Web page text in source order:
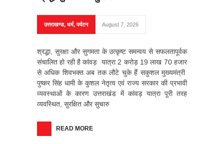
उत्तराखण्ड, धर्म,पर्यटन August 7, 2026
श्रद्धा, सुरक्षा और सुगमता के उत्कृष्ट समन्वय से सफलतापूर्वक
संचालित हो रही है कांवड़ यात्रा 2 करोड़ 19 लाख 70 हजार
से अधिक शिवभक्त अब तक लौटे चुके हैं सकुशल मुख्यमंत्री
पुष्कर सिंह धामी के कुशल नेतृत्व एवं राज्य सरकार की प्रभावी
व्यवस्थाओं के कारण उत्तराखंड में कांवड़ यात्रा पूरी तरह
व्यवस्थित, सुरक्षित और सुचारु
READ MORE